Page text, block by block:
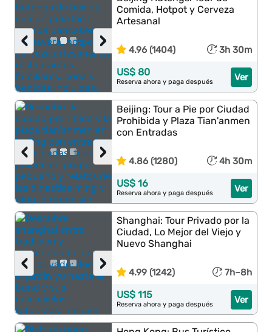
›
‹
Comida, Hotpot y Cerveza
Artesanal
4.96 (1404) 3h 30m
Ver
US$ 80
Reserva ahora y paga después
›
‹
Beijing: Tour a Pie por Ciudad
Prohibida y Plaza Tian'anmen
con Entradas
4.86 (1280) 4h 30m
Ver
US$ 16
Reserva ahora y paga después
›
‹
Shanghai: Tour Privado por la
Ciudad, Lo Mejor del Viejo y
Nuevo Shanghai
4.99 (1242) 7h–8h
Ver
US$ 115
Reserva ahora y paga después